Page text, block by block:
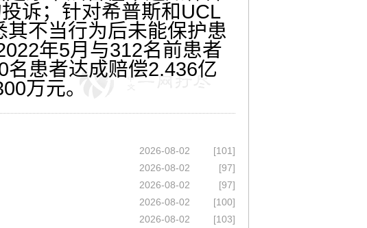
诉；针对希普斯和UCL
不当行为后未能保护患
年5月与312名前患者
患者达成赔偿2.436亿
万元。
2026-08-02
[101]
2026-08-02
[97]
2026-08-02
[97]
2026-08-02
[100]
2026-08-02
[103]